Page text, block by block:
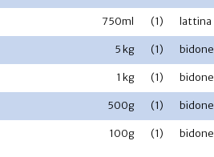
750ml (1) lattina
5 kg (1) bidone
1 kg (1) bidone
500g (1) bidone
100g (1) bidone